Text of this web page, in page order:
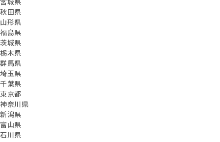
秋田県
山形県
福島県
茨城県
栃木県
群馬県
埼玉県
千葉県
東京都
神奈川県
新潟県
富山県
石川県